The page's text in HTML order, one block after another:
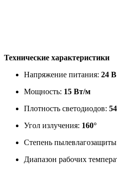
Технические характеристики
Напряжение питания: 24 В
Мощность: 15 Вт/м
Плотность светодиодов:
Угол излучения: 160°
Степень
Диапазон рабочих